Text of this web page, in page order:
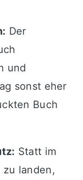
Der
und
sonst eher
Buch
Statt im
landen,